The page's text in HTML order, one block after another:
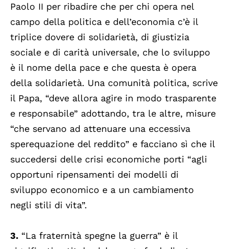
Paolo II per ribadire che per chi opera nel
campo della politica e dell’economia c’è il
triplice dovere di solidarietà, di giustizia
sociale e di carità universale, che lo sviluppo
è il nome della pace e che questa è opera
della solidarietà. Una comunità politica, scrive
il Papa, “deve allora agire in modo trasparente
e responsabile” adottando, tra le altre, misure
“che servano ad attenuare una eccessiva
sperequazione del reddito” e facciano sì che il
succedersi delle crisi economiche porti “agli
opportuni ripensamenti dei modelli di
sviluppo economico e a un cambiamento
negli stili di vita”.
3. “La fraternità spegne la guerra” è il